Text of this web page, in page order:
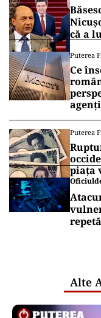
că a
Puterea
Ce
Puterea
piața
Alte